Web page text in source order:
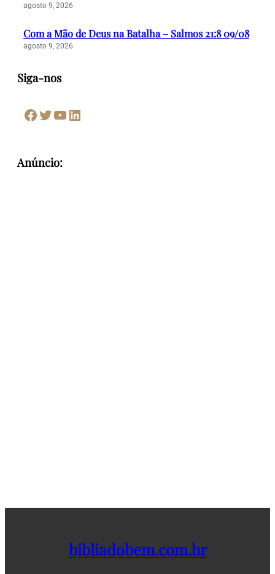
agosto 9, 2026
Com a Mão de Deus na Batalha – Salmos 21:8 09/08
agosto 9, 2026
Siga-nos
Facebook Twitter Youtube LinkedIn
Anúncio:
bibliadobem.com.br